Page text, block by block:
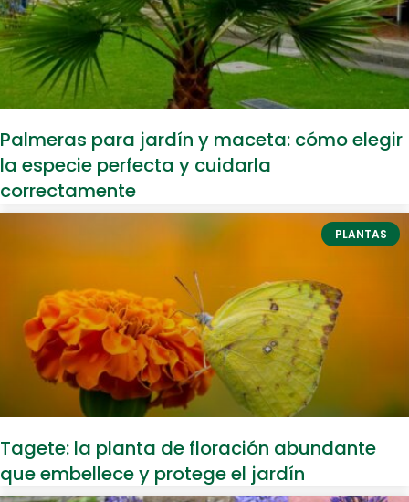
Palmeras para jardín y maceta: cómo elegir
la especie perfecta y cuidarla
correctamente
PLANTAS
Tagete: la planta de floración abundante
que embellece y protege el jardín